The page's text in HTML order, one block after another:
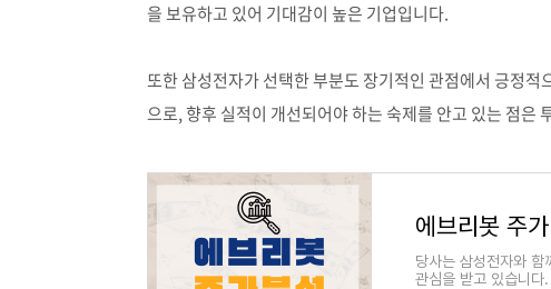
을 보유하고 있어 기대감이 높은 기업입니다.
또한 삼성전자가 선택한 부분도 장기적인 관점에서 긍정
으로, 향후 실적이 개선되어야 하는 숙제를 안고 있는 점은
에브리봇 주
당사는 삼성전자와
관심을 받고 있습니다